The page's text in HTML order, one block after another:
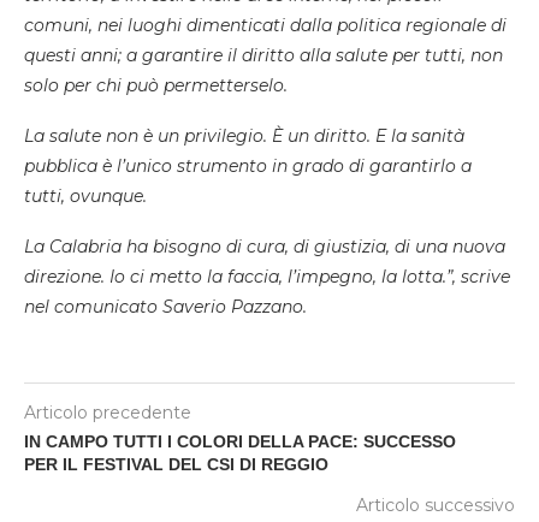
comuni, nei luoghi dimenticati dalla politica regionale di
questi anni; a garantire il diritto alla salute per tutti, non
solo per chi può permetterselo.
La salute non è un privilegio. È un diritto. E la sanità
pubblica è l’unico strumento in grado di garantirlo a
tutti, ovunque.
La Calabria ha bisogno di cura, di giustizia, di una nuova
direzione. Io ci metto la faccia, l’impegno, la lotta.”, scrive
nel comunicato Saverio Pazzano.
Articolo precedente
IN CAMPO TUTTI I COLORI DELLA PACE: SUCCESSO
PER IL FESTIVAL DEL CSI DI REGGIO
Articolo successivo